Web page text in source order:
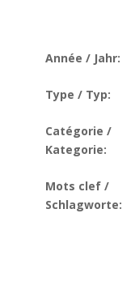
Année / Jahr:
Type / Typ:
Catégorie /
Kategorie:
Mots clef /
Schlagworte: